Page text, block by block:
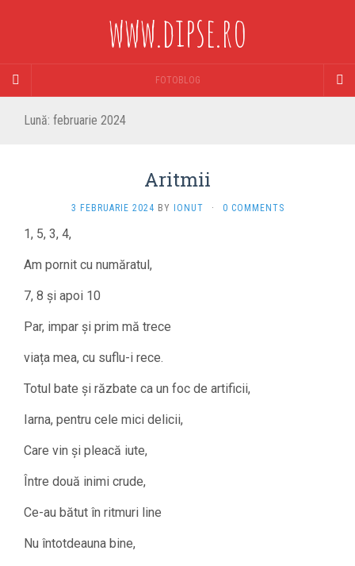
www.dipse.ro
FOTOBLOG
Lună: februarie 2024
Aritmii
3 FEBRUARIE 2024 BY IONUT · 0 COMMENTS
1, 5, 3, 4,
Am pornit cu număratul,
7, 8 și apoi 10
Par, impar și prim mă trece
viața mea, cu suflu-i rece.
Totul bate și răzbate ca un foc de artificii,
Iarna, pentru cele mici delicii,
Care vin și pleacă iute,
Între două inimi crude,
Ce-au bătut în ritmuri line
Nu întotdeauna bine,